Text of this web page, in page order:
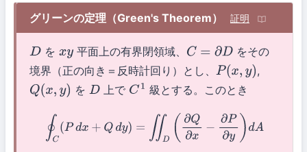
グリーンの定理（Green's Theorem） 証明
D を xy平面上の有界閉領域、 C=∂D
をその
境界（正の向き＝反時計回り）とし、P(x,y )
,
Q(x,y ) を D 上で C1 級とする。このとき
∮C P x+ Q dy D (∂ Q∂ x−∂ )dA